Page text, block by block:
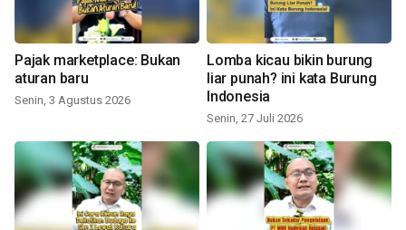
Pajak marketplace: Bukan
aturan baru
Senin, 3 Agustus 2026
Lomba kicau bikin burung
liar punah? ini kata Burung
Indonesia
Senin, 27 Juli 2026